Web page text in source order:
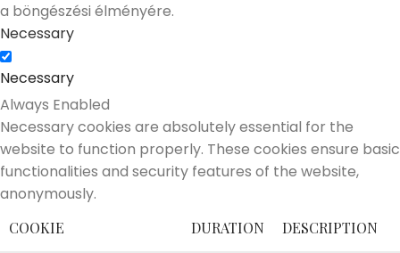
a böngészési élményére.
Necessary
Necessary
Always Enabled
Necessary cookies are absolutely essential for the
website to function properly. These cookies ensure basic
functionalities and security features of the website,
anonymously.
COOKIE DURATION DESCRIPTION